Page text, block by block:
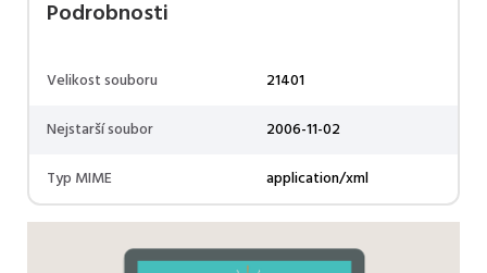
Podrobnosti
Velikost souboru
21401
Nejstarší soubor
2006-11-02
Typ MIME
application/xml